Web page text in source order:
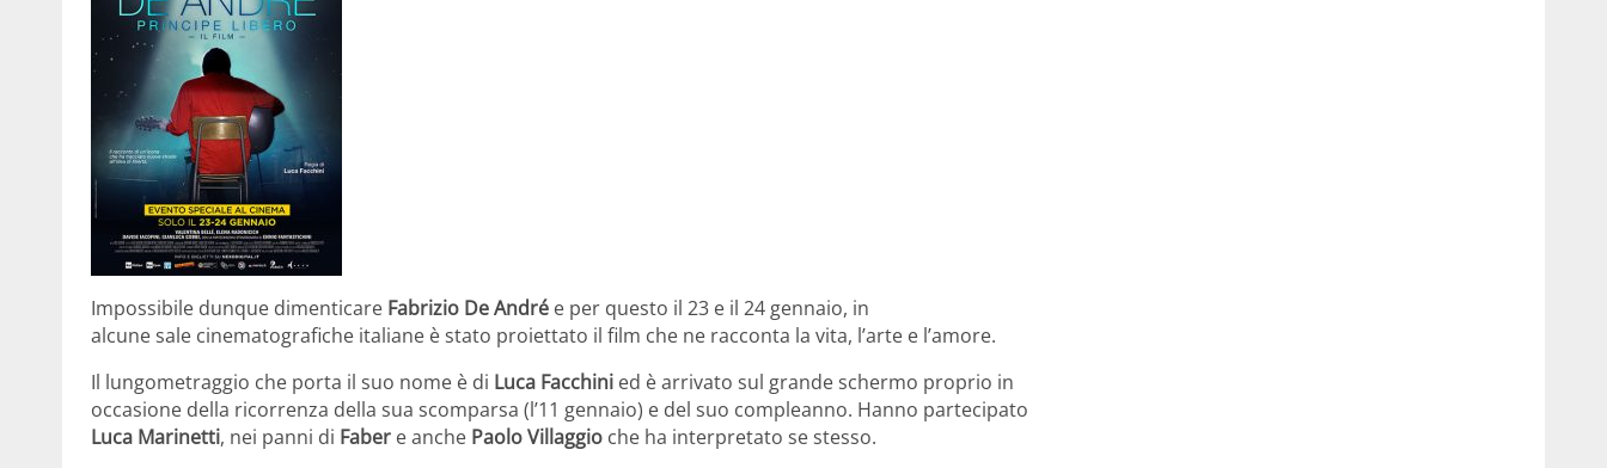
Impossibile dunque dimenticare Fabrizio De André e per questo il 23 e il 24 gennaio, in
alcune sale cinematografiche italiane è stato proiettato il film che ne racconta la vita, l’arte e l’amore.
Il lungometraggio che porta il suo nome è di Luca Facchini ed è arrivato sul grande schermo proprio in
occasione della ricorrenza della sua scomparsa (l’11 gennaio) e del suo compleanno. Hanno partecipato
Luca Marinetti, nei panni di Faber e anche Paolo Villaggio che ha interpretato se stesso.